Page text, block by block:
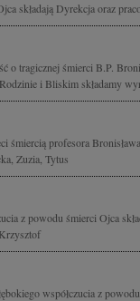
składają Dyrekcja oraz
o tragicznej śmierci B.P.
i Bliskim składamy
śmiercią profesora
Zuzia, Tytus
z powodu śmierci Ojca
współczucia z